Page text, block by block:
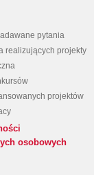
pytania
realizujących projekty
projektów
osobowych